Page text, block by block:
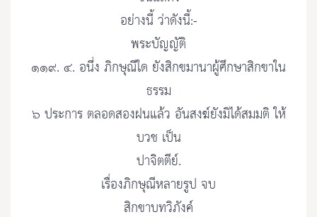
อย่างนี้ ว่าดังนี้:-
พระบัญญัติ
๑๑๙. ๔. อนึ่ง ภิกษุณีใด ยังสิกขมานาผู้ศึกษาสิกขาใน
ธรรม
๖ ประการ ตลอดสองฝนแล้ว อันสงฆ์ยังมิได้สมมติ ให้
บวช เป็น
ปาจิตตีย์.
เรื่องภิกษุณีหลายรูป จบ
สิกขาบทวิภังค์